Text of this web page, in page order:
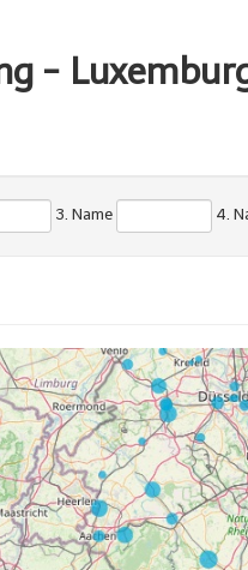
-
3. Name 4.